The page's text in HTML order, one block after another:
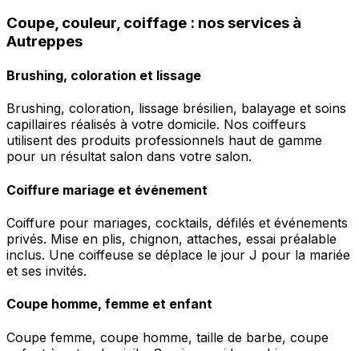
Coupe, couleur, coiffage : nos services à
Autreppes
Brushing, coloration et lissage
Brushing, coloration, lissage brésilien, balayage et soins
capillaires réalisés à votre domicile. Nos coiffeurs
utilisent des produits professionnels haut de gamme
pour un résultat salon dans votre salon.
Coiffure mariage et événement
Coiffure pour mariages, cocktails, défilés et événements
privés. Mise en plis, chignon, attaches, essai préalable
inclus. Une coiffeuse se déplace le jour J pour la mariée
et ses invités.
Coupe homme, femme et enfant
Coupe femme, coupe homme, taille de barbe, coupe